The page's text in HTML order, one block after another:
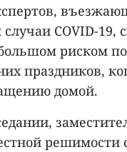
COVID-
риском
праздников,
домой.
решимости